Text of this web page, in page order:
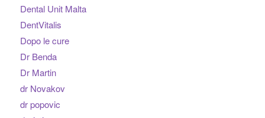
Dental Unit Malta
DentVitalis
Dopo le cure
Dr Benda
Dr Martin
dr Novakov
dr popovic